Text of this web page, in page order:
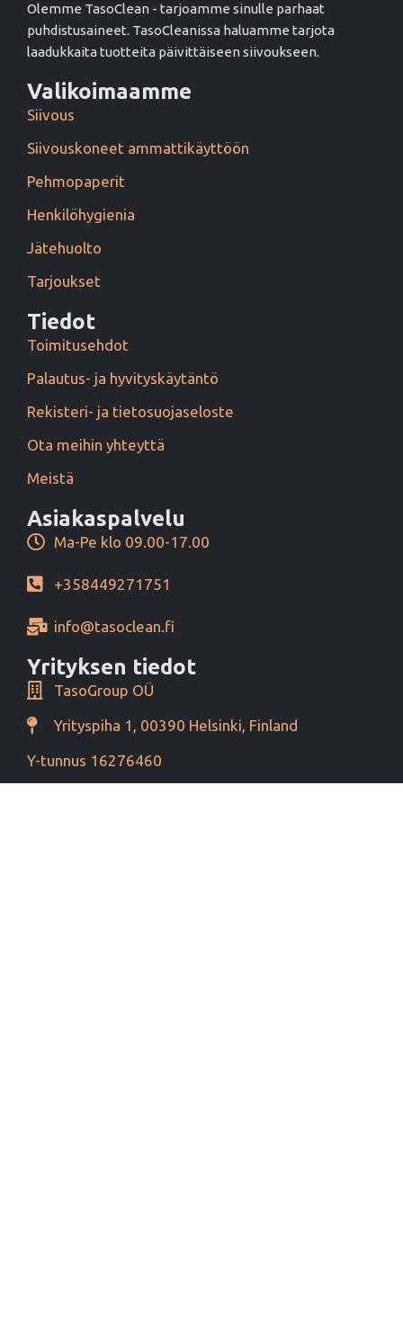
Olemme TasoClean - tarjoamme sinulle parhaat
puhdistusaineet. TasoCleanissa haluamme tarjota
laadukkaita tuotteita päivittäiseen siivoukseen.
Valikoimaamme
Siivous
Siivouskoneet ammattikäyttöön
Pehmopaperit
Henkilöhygienia
Jätehuolto
Tarjoukset
Tiedot
Toimitusehdot
Palautus- ja hyvityskäytäntö
Rekisteri- ja tietosuojaseloste
Ota meihin yhteyttä
Meistä
Asiakaspalvelu
Ma-Pe klo 09.00-17.00
+358449271751
info@tasoclean.fi
Yrityksen tiedot
TasoGroup OÜ
Yrityspiha 1, 00390 Helsinki, Finland
Y-tunnus 16276460